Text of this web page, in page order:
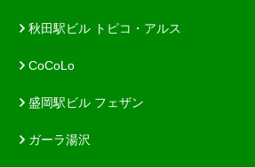
秋田駅ビル トピコ・アルス
CoCoLo
盛岡駅ビル フェザン
ガーラ湯沢